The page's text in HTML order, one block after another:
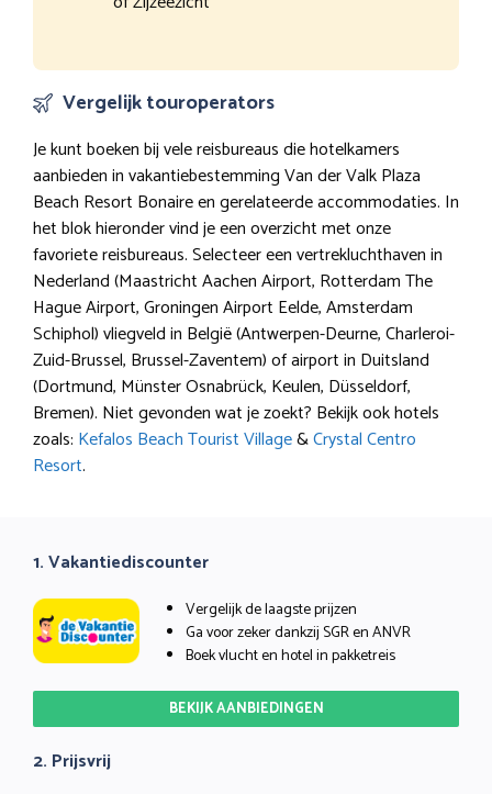
Vergelijk touroperators
Je kunt boeken bij vele reisbureaus die hotelkamers
aanbieden in vakantiebestemming Van der Valk Plaza
Beach Resort Bonaire en gerelateerde accommodaties. In
het blok hieronder vind je een overzicht met onze
favoriete reisbureaus. Selecteer een vertrekluchthaven in
Nederland (Maastricht Aachen Airport, Rotterdam The
Hague Airport, Groningen Airport Eelde, Amsterdam
Schiphol) vliegveld in België (Antwerpen-Deurne, Charleroi-
Zuid-Brussel, Brussel-Zaventem) of airport in Duitsland
(Dortmund, Münster Osnabrück, Keulen, Düsseldorf,
Bremen). Niet gevonden wat je zoekt? Bekijk ook hotels
zoals: Kefalos Beach Tourist Village&Crystal Centro
Resort.
1. Vakantiediscounter
Vergelijk de laagste prijzen
Ga voor zeker dankzij SGR en ANVR
Boek vlucht en hotel in pakketreis
BEKIJK AANBIEDINGEN
2. Prijsvrij